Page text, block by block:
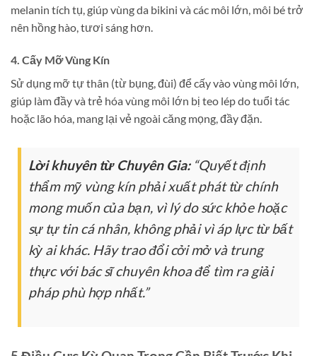
melanin tích tụ, giúp vùng da bikini và các môi lớn, môi bé trở
nên hồng hào, tươi sáng hơn.
4. Cấy Mỡ Vùng Kín
Sử dụng mỡ tự thân (từ bụng, đùi) để cấy vào vùng môi lớn,
giúp làm đầy và trẻ hóa vùng môi lớn bị teo lép do tuổi tác
hoặc lão hóa, mang lại vẻ ngoài căng mọng, đầy đặn.
Lời khuyên từ Chuyên Gia:“Quyết định
thẩm mỹ vùng kín phải xuất phát từ chính
mong muốn của bạn, vì lý do sức khỏe hoặc
sự tự tin cá nhân, không phải vì áp lực từ bất
kỳ ai khác. Hãy trao đổi cởi mở và trung
thực với bác sĩ chuyên khoa để tìm ra giải
pháp phù hợp nhất.”